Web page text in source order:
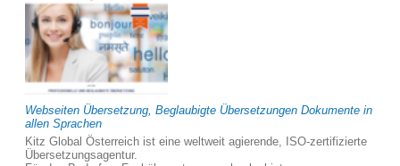
Webseiten Übersetzung, Beglaubigte Übersetzungen Dokumente in
allen Sprachen
Kitz Global Österreich ist eine weltweit agierende, ISO-zertifizierte
Übersetzungsagentur.